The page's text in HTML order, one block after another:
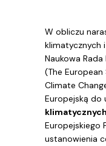
W obliczu
klimatycznych
Naukowa
(The
Climate
Europejską do
klimatycznych
Europejskiego
ustanowienia